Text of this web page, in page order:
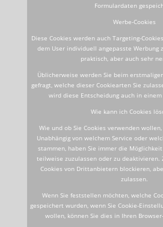
Formulardaten
Werbe-Cookies
Diese Cookies werden auch Targeting-
dem User individuell angepasste Werbung
praktisch, aber auch sehr
Üblicherweise werden Sie beim
gefragt, welche dieser Cookiearten Sie
wird diese Entscheidung auch in
Wie kann ich Cookies
Wie und ob Sie Cookies verwenden
Unabhängig von welchem Service oder
stammen, haben Sie immer die
teilweise zuzulassen oder zu deaktivieren.
Cookies von Drittanbietern blockieren,
zulassen.
Wenn Sie feststellen möchten, welche
gespeichert wurden, wenn Sie Cookie-
wollen, können Sie dies in Ihren